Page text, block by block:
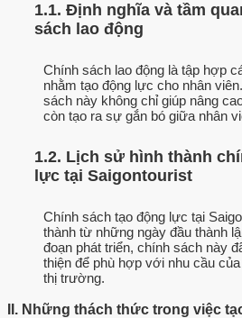
1.1. Định nghĩa và tầm
sách lao động
Chính sách lao động là tập hợp
nhằm tạo động lực cho nhân
sách này không chỉ giúp nâng
còn tạo ra sự gắn bó giữa nhân
1.2. Lịch sử hình thành
lực tại Saigontourist
Chính sách tạo động lực tại
thành từ những ngày đầu thành
đoạn phát triển, chính sách này
thiện để phù hợp với nhu cầu
thị trường.
II. Những thách thức trong việc